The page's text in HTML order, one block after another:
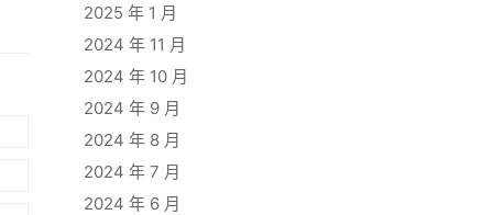
2025 年 1 月
2024 年 11 月
2024 年 10 月
2024 年 9 月
2024 年 8 月
2024 年 7 月
2024 年 6 月